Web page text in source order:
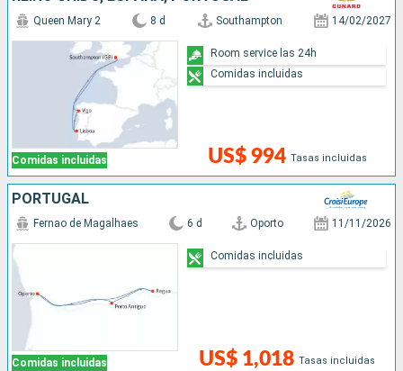
Comidas incluidas
Queen Mary 2 8 d Southampton 14/02/2027
US$ 994 Tasas incluidas
Room service las 24h
Comidas incluidas
PORTUGAL
Comidas incluidas
Fernao de Magalhaes 6 d Oporto 11/11/2026
US$ 1,018 Tasas incluidas
Comidas incluidas